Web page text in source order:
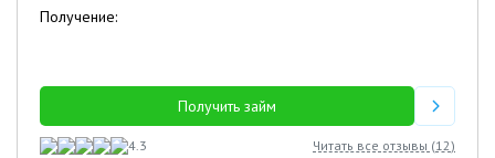
Получение:
Получить займ
4.3 Читать все отзывы (12)